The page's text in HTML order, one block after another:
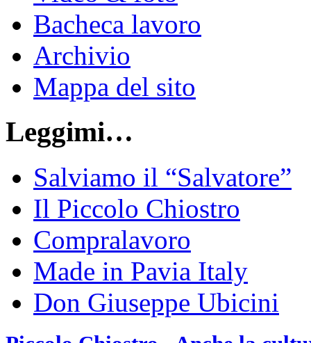
Bacheca lavoro
Archivio
Mappa del sito
Leggimi…
Salviamo il “Salvatore”
Il Piccolo Chiostro
Compralavoro
Made in Pavia Italy
Don Giuseppe Ubicini